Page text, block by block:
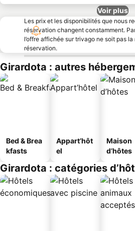
Voir plus
Les prix et les disponibilités que nous
réservation changent constamment.
l’offre affichée sur trivago ne soit pas
réservation.
Girardota : autres
Bed & Brea
kfasts
Appart’hôt
el
Maison
d’hôtes
Girardota : catégories